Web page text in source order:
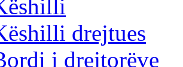
drejtues
i drejtorëve